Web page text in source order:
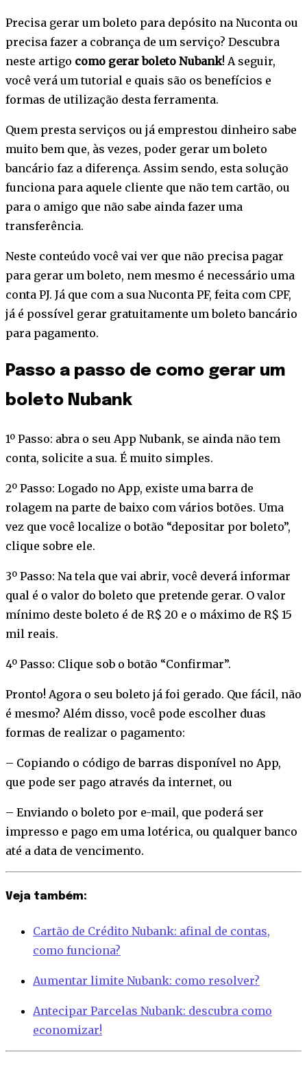
Precisa gerar um boleto para depósito na Nuconta ou
precisa fazer a cobrança de um serviço? Descubra
neste artigo como gerar boleto Nubank! A seguir,
você verá um tutorial e quais são os benefícios e
formas de utilização desta ferramenta.
Quem presta serviços ou já emprestou dinheiro sabe
muito bem que, às vezes, poder gerar um boleto
bancário faz a diferença. Assim sendo, esta solução
funciona para aquele cliente que não tem cartão, ou
para o amigo que não sabe ainda fazer uma
transferência.
Neste conteúdo você vai ver que não precisa pagar
para gerar um boleto, nem mesmo é necessário uma
conta PJ. Já que com a sua Nuconta PF, feita com CPF,
já é possível gerar gratuitamente um boleto bancário
para pagamento.
Passo a passo de como gerar um
boleto Nubank
1º Passo: abra o seu App Nubank, se ainda não tem
conta, solicite a sua. É muito simples.
2º Passo: Logado no App, existe uma barra de
rolagem na parte de baixo com vários botões. Uma
vez que você localize o botão “depositar por boleto”,
clique sobre ele.
3º Passo: Na tela que vai abrir, você deverá informar
qual é o valor do boleto que pretende gerar. O valor
mínimo deste boleto é de R$ 20 e o máximo de R$ 15
mil reais.
4º Passo: Clique sob o botão “Confirmar”.
Pronto! Agora o seu boleto já foi gerado. Que fácil, não
é mesmo? Além disso, você pode escolher duas
formas de realizar o pagamento:
– Copiando o código de barras disponível no App,
que pode ser pago através da internet, ou
– Enviando o boleto por e-mail, que poderá ser
impresso e pago em uma lotérica, ou qualquer banco
até a data de vencimento.
Veja também:
Cartão de Crédito Nubank: afinal de contas,
como funciona?
Aumentar limite Nubank: como resolver?
Antecipar Parcelas Nubank: descubra como
economizar!